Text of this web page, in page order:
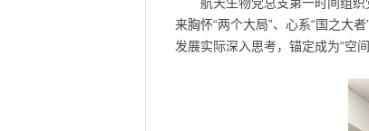
来胸怀“两个大局”、心系“国之大
发展实际深入思考，锚定成为“空